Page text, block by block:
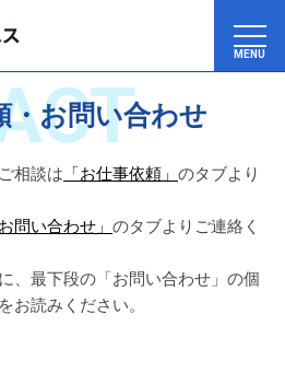
MENU
・お問い合わせ
相談は 「お仕事依頼」 のタブより
お問い合わせ」 のタブよりご連絡く
、最下段の「お問い合わせ」の個
お読みください。